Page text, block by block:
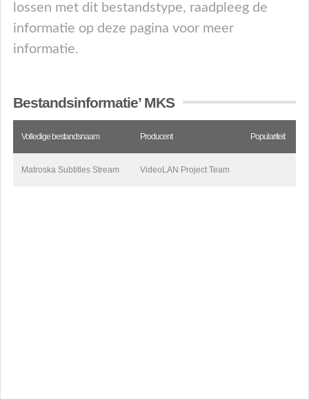
lossen met dit bestandstype, raadpleeg de
informatie op deze pagina voor meer
informatie.
Bestandsinformatie’ MKS
Volledige bestandsnaam Producent Populariteit
Matroska Subtitles Stream VideoLAN Project Team